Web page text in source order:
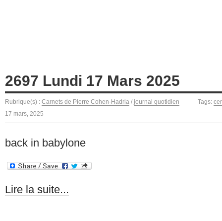
2697 Lundi 17 Mars 2025
Rubrique(s) : Carnets de Pierre Cohen-Hadria / journal quotidien Tags:
17 mars, 2025
back in babylone
Lire la suite...